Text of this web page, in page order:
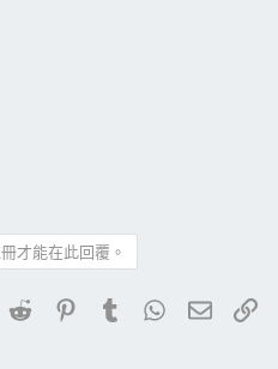
才能在此回覆。
LinkedIn
Reddit PinterestTumblrWhatsApp
電子